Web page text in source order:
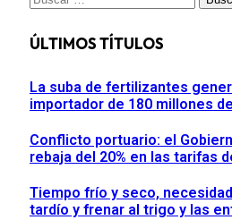
ÚLTIMOS TÍTULOS
La suba de fertilizantes
importador de 180 millones
Conflicto portuario: el
rebaja del 20% en las tarifas
Tiempo frío y seco,
tardío y frenar al trigo y las